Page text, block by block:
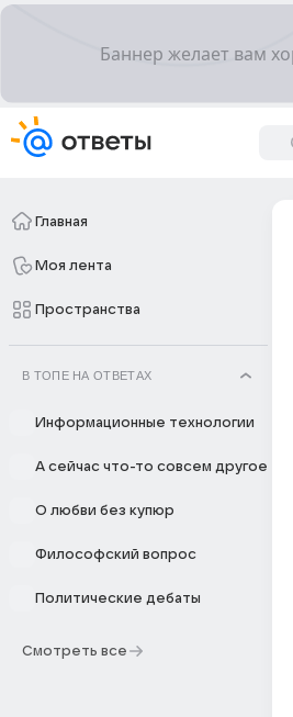
Главная
Моя лента
Пространства
В ТОПЕ НА ОТВЕТАХ
Информационные технологии
А сейчас что-то совсем другое
О любви без купюр
Философский вопрос
Политические дебаты
Смотреть все